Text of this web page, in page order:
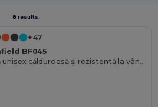
8 results.
+47
BF045
Căciulă unisex călduroasă și rezistentă la vânt cu clapetă sigură